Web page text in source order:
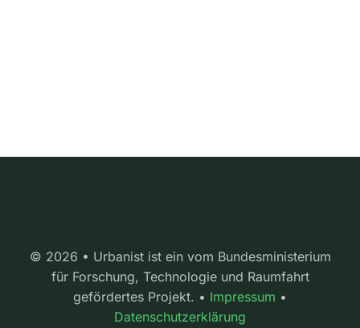
© 2026 • Urbanist ist ein vom Bundesministerium
für Forschung, Technologie und Raumfahrt
gefördertes Projekt. • Impressum •
Datenschutzerklärung